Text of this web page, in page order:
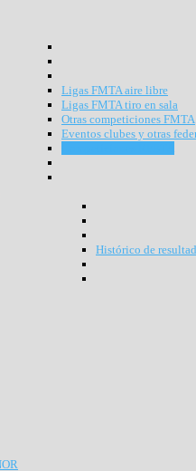
Ligas FMTA aire libre
Ligas FMTA tiro en sala
Otras competiciones FMTA
Eventos clubes y otras
Histórico de